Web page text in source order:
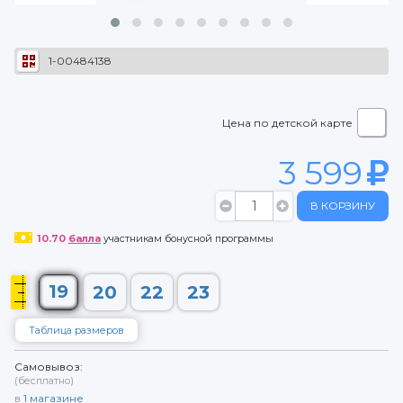
1-00484138
Цена по детской карте
3 599
В КОРЗИНУ
10.70 баллаучастникам бонусной программы
19 20 22 23
Таблица размеров
Самовывоз:
(бесплатно)
в 1 магазине